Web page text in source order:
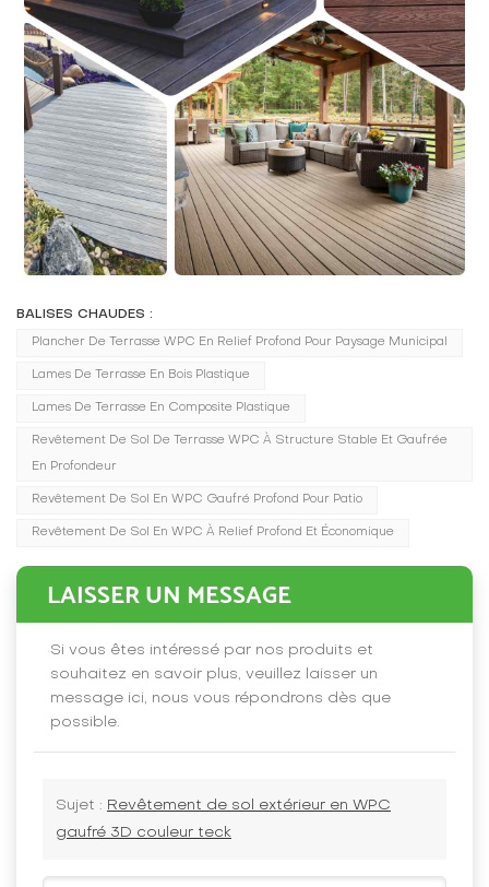
BALISES CHAUDES :
Plancher De Terrasse WPC En Relief Profond Pour Paysage Municipal
Lames De Terrasse En Bois Plastique
Lames De Terrasse En Composite Plastique
Revêtement De Sol De Terrasse WPC À Structure Stable Et Gaufrée
En Profondeur
Revêtement De Sol En WPC Gaufré Profond Pour Patio
Revêtement De Sol En WPC À Relief Profond Et Économique
LAISSER UN MESSAGE
Si vous êtes intéressé par nos produits et
souhaitez en savoir plus, veuillez laisser un
message ici, nous vous répondrons dès que
possible.
Sujet : Revêtement de sol extérieur en WPC
gaufré 3D couleur teck